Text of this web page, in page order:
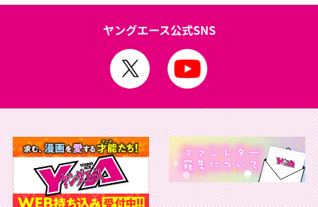
ヤングエース公式SNS